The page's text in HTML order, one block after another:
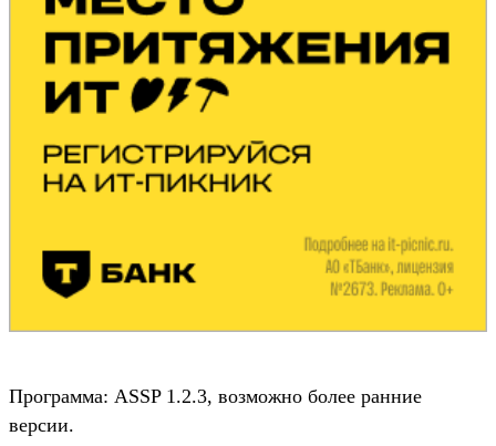
Программа: ASSP 1.2.3, возможно более ранние
версии.